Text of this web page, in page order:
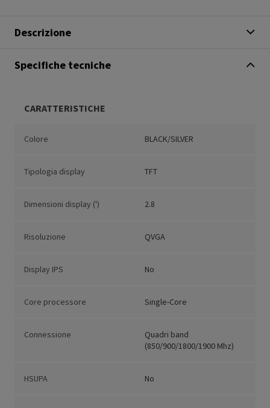
Descrizione
Specifiche tecniche
CARATTERISTICHE
Colore BLACK/SILVER
Tipologia display TFT
Dimensioni display (') 2.8
Risoluzione QVGA
Display IPS No
Core processore Single-Core
Connessione
Quadri band
(850/900/1800/1900 Mhz)
HSUPA No